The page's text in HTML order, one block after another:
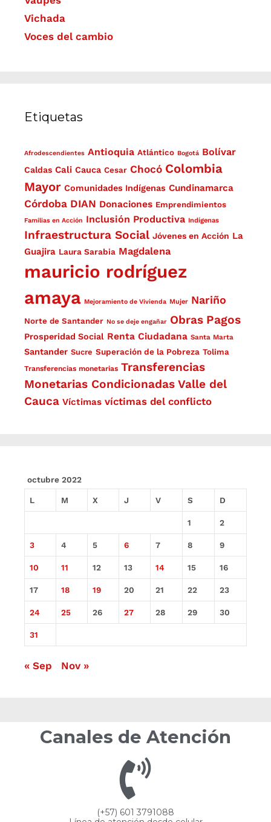
Vichada
Voces del cambio
Etiquetas
Afrodescendientes Antioquia Atlántico Bogotá Bolívar
Caldas Cali Cauca Cesar Chocó Colombia
Mayor Comunidades Indígenas Cundinamarca
Córdoba DIAN Donaciones Emprendimientos
Familias en Acción Inclusión Productiva Indígenas
Infraestructura Social Jóvenes en Acción La
Guajira Laura Sarabia Magdalena
mauricio rodríguez
amaya Mejoramiento de Vivienda Mujer Nariño
Norte de Santander No se deje engañar Obras Pagos
Prosperidad Social Renta Ciudadana Santa Marta
Santander Sucre Superación de la Pobreza Tolima
Transferencias monetarias Transferencias
Monetarias Condicionadas Valle del
Cauca Víctimas víctimas del conflicto
octubre 2022
L M X J V S D
1 2
3 4 5 6 7 8 9
10 11 12 13 14 15 16
17 18 19 20 21 22 23
24 25 26 27 28 29 30
31
« Sep Nov »
Canales de Atención
(+57) 601 3791088